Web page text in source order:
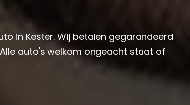
in Kester. Wij betalen gegarandeerd
auto's welkom ongeacht staat of